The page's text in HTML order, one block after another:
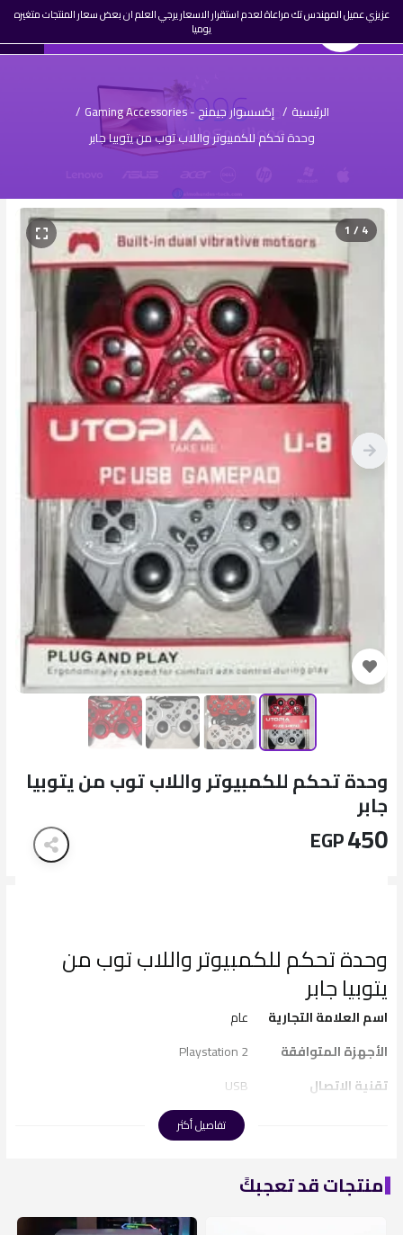
عزيزي عميل المهندس تك مراعاة لعدم استقرار الاسعار يرجي العلم ان بعض سعار المنتجات متغيره
يوميا
☰ المهندس تك
AR
تسجيل
0
الرئيسية / إكسسوار جيمنج - Gaming Accessories
/
وحدة تحكم للكمبيوتر واللاب توب من يتوبيا جابر
1 / 4
وحدة تحكم للكمبيوتر واللاب توب من يتوبيا
جابر
450
EGP
وحدة تحكم للكمبيوتر واللاب توب من
يتوبيا جابر
اسم العلامة التجارية
عام
الأجهزة المتوافقة
Playstation 2
تقنية الاتصال
USB
Ergonomic, Wireless
منصة الأجهزة
نينتندو وي
Corded Electric
تفاصيل أكثر
منتجات قد تعجبكً